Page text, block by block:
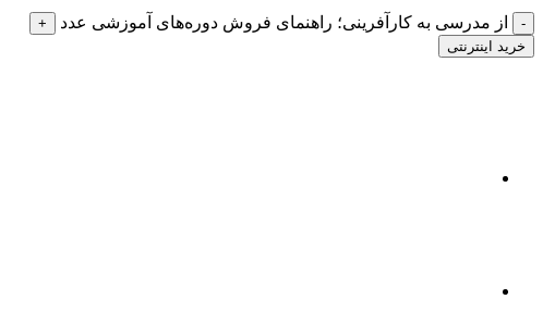
از مدرسی به کارآفرینی؛ راهنمای فروش دوره‌های آموزشی عدد
خرید اینترنتی